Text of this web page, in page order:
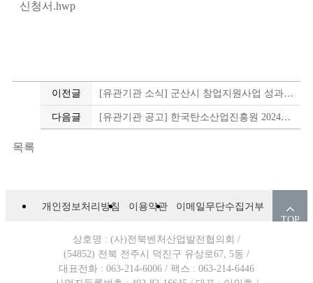
신청서.hwp
이전글
다음글
목록
개인정보처리방침 이용약관
이메일무단수집거부
TOP
상호명 : (사)전북벤처산업발전협의회 /
(54852) 전북 전주시 덕진구 유상로67, 5동 /
대표전화 : 063-214-6006 / 팩스 : 063-214-6446